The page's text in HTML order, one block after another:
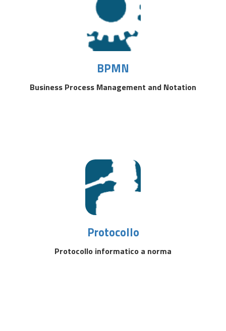
BPMN
Business Process Management and Notation
Protocollo
Protocollo informatico a norma